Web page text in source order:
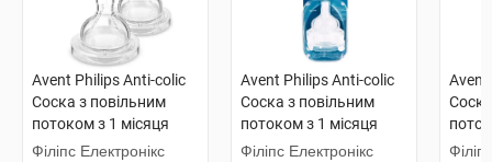
Avent Philips Anti-colic
Соска з повільним
потоком з 1 місяця
SCF632/27 2 шт
Філіпс Електронікс
Avent Philips Anti-colic
Соска з повільним
потоком з 1 місяця
SCF762/02 2 шт
Філіпс Електронікс
Avent